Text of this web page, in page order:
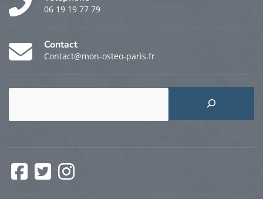
06 19 19 77 79
Contact
Contact@mon-osteo-paris.fr
Facebook